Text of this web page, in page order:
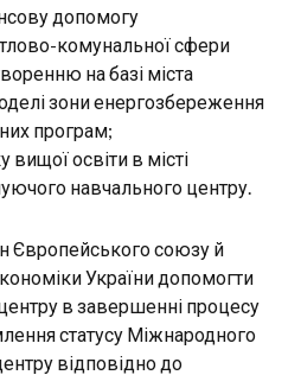
допомогу
комунальної сфери
на базі міста
зони енергозбереження
програм;
освіти в місті
навчального центру.
Європейського союзу й
України допомогти
в завершенні процесу
статусу Міжнародного
відповідно до